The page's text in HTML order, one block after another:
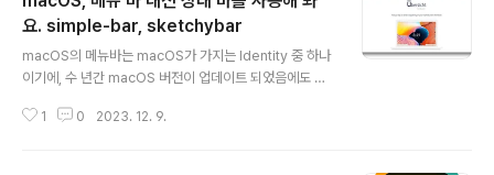
요. simple-bar, sketchybar
macOS의 메뉴바는 macOS가 가지는 Identity 중 하나
이기에, 수 년간 macOS 버전이 업데이트 되었음에도 그
없는 것이 사실이기는 하지만 그 만큼 식상하기도 합니다.
1 0 2023. 12. 9.